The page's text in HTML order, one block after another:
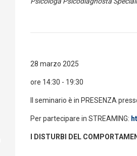
28 marzo 2025
ore 14:30 - 19:30
Il seminario è in PRESENZA
Per partecipare in STREAMING:
I DISTURBI DEL